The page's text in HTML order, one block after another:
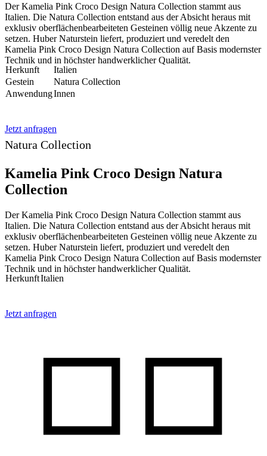
Der Kamelia Pink Croco Design Natura Collection stammt aus
Italien. Die Natura Collection entstand aus der Absicht heraus mit
exklusiv oberflächenbearbeiteten Gesteinen völlig neue Akzente zu
setzen. Huber Naturstein liefert, produziert und veredelt den
Kamelia Pink Croco Design Natura Collection auf Basis modernster
Technik und in höchster handwerklicher Qualität.
Herkunft
Italien
Gestein
Natura Collection
AnwendungInnen
Jetzt anfragen
Natura Collection
Kamelia Pink Croco Design Natura
Collection
Der Kamelia Pink Croco Design Natura Collection stammt aus
Italien. Die Natura Collection entstand aus der Absicht heraus mit
exklusiv oberflächenbearbeiteten Gesteinen völlig neue Akzente zu
setzen. Huber Naturstein liefert, produziert und veredelt den
Kamelia Pink Croco Design Natura Collection auf Basis modernster
Technik und in höchster handwerklicher Qualität.
HerkunftItalien
Jetzt anfragen